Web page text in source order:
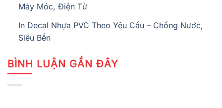
Máy Móc, Điện Tử
In Decal Nhựa PVC Theo Yêu Cầu – Chống Nước,
Siêu Bền
BÌNH LUẬN GẦN ĐÂY